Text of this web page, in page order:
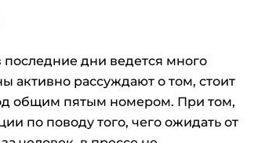
дни ведется много
активно рассуждают о том, стоит
общим пятым номером. При том,
по поводу того, чего ожидать от